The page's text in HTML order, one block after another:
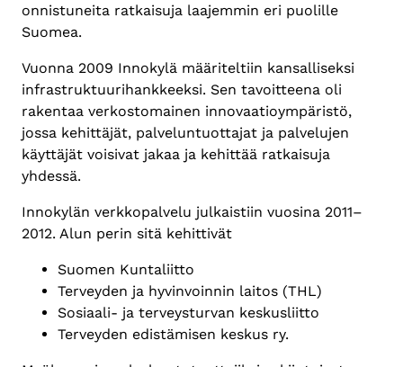
onnistuneita ratkaisuja laajemmin eri puolille
Suomea.
Vuonna 2009 Innokylä määriteltiin kansalliseksi
infrastruktuurihankkeeksi. Sen tavoitteena oli
rakentaa verkostomainen innovaatioympäristö,
jossa kehittäjät, palveluntuottajat ja palvelujen
käyttäjät voisivat jakaa ja kehittää ratkaisuja
yhdessä.
Innokylän verkkopalvelu julkaistiin vuosina 2011–
2012. Alun perin sitä kehittivät
Suomen Kuntaliitto
Terveyden ja hyvinvoinnin laitos (THL)
Sosiaali- ja terveysturvan keskusliitto
Terveyden edistämisen keskus ry.